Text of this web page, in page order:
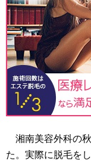
湘南美容外科の
た。実際に脱毛を